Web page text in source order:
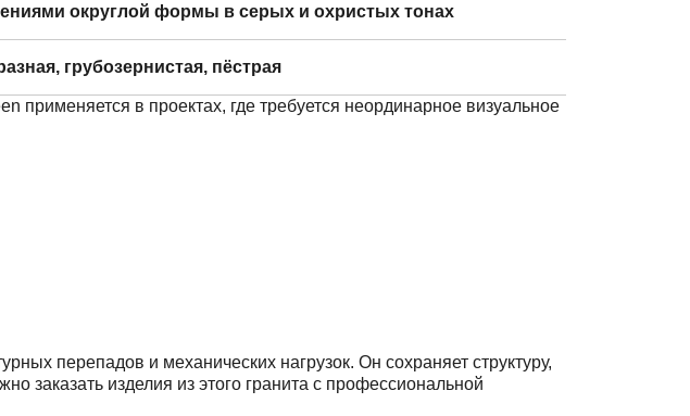
округлой формы в серых и охристых тонах
грубозернистая, пёстрая
применяется в проектах, где требуется неординарное визуальное
перепадов и механических нагрузок. Он сохраняет структуру,
заказать изделия из этого гранита с профессиональной